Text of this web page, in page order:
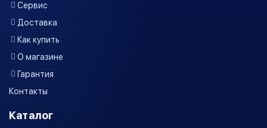
Сервис
Доставка
Как купить
О магазине
Гарантия
Контакты
Каталог